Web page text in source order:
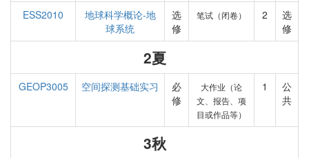
ESS2010
地球科学概论-地
球系统
选
修
笔试（闭卷） 2
选
修
2夏
GEOP3005 空间探测基础实习
必
修
大作业（论
文、报告、项
目或作品等）
1
公
共
3秋